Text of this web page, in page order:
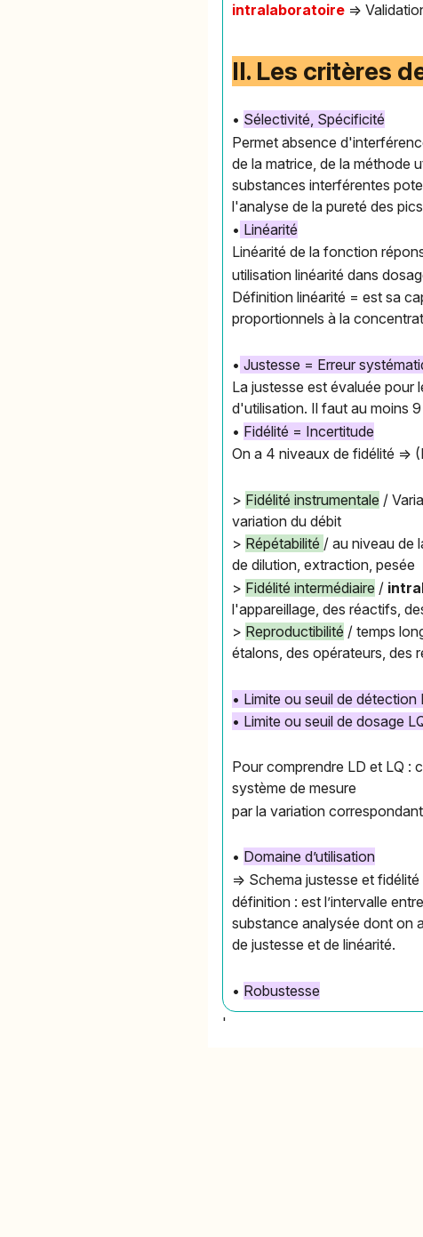
intralaboratoire =>
II. Les critères
• Sélectivité, Spécificité
Permet absence
de la matrice, de la méthode
substances interférentes
l'analyse de la pureté des
• Linéarité
Linéarité de la fonction
utilisation linéarité dans
Définition linéarité = est sa
proportionnels à la
• Justesse = Erreur
La justesse est évaluée pour
d'utilisation. Il faut au moins
• Fidélité = Incertitude
On a 4 niveaux de fidélité =>
> Fidélité instrumentale /
variation du débit
> Répétabilité / au niveau de
de dilution, extraction, pesée
> Fidélité intermédiaire /
l'appareillage, des réactifs,
> Reproductibilité / temps
étalons, des opérateurs, des
• Limite ou seuil de détection
• Limite ou seuil de dosage
Pour comprendre LD et LQ :
système de mesure
par la variation
• Domaine d’utilisation
=> Schema justesse et
définition : est l’intervalle
substance analysée dont on
de justesse et de linéarité.
• Robustesse
'